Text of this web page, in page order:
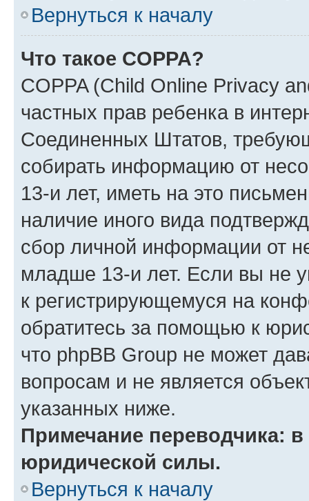
Вернуться к началу
Что такое COPPA?
COPPA (Child Online Privacy
частных прав ребенка в
Соединенных Штатов,
собирать информацию от
13-и лет, иметь на это
наличие иного вида
сбор личной информации от
младше 13-и лет. Если вы не
к регистрирующемуся на
обратитесь за помощью к
что phpBB Group не может
вопросам и не является
указанных ниже.
Примечание переводчика:
юридической силы.
Вернуться к началу